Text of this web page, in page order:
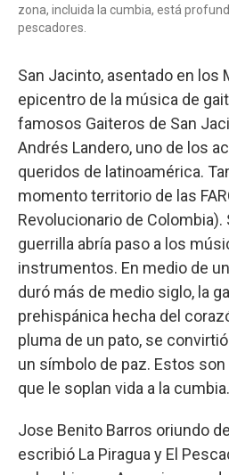
zona, incluida la cumbia, está
pescadores.
San Jacinto, asentado en los
epicentro de la música de
famosos Gaiteros de San
Andrés Landero, uno de los
queridos de latinoamérica.
momento territorio de las
Revolucionario de Colombia).
guerrilla abría paso a los
instrumentos. En medio de
duró más de medio siglo, la
prehispánica hecha del
pluma de un pato, se
un símbolo de paz. Estos
que le soplan vida a la cumbia.
Jose Benito Barros oriundo
escribió La Piragua y El